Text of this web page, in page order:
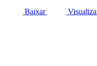
Baixar